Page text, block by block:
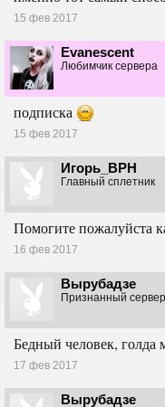
15 фев 2017
Evanescent
Любимчик сервера
подписка
15 фев 2017
Игорь_ВРН
Главный сплетник
Помогите пожалуйста
16 фев 2017
Вырубадзе
Признанный
Бедный человек, голда
17 фев 2017
Вырубадзе